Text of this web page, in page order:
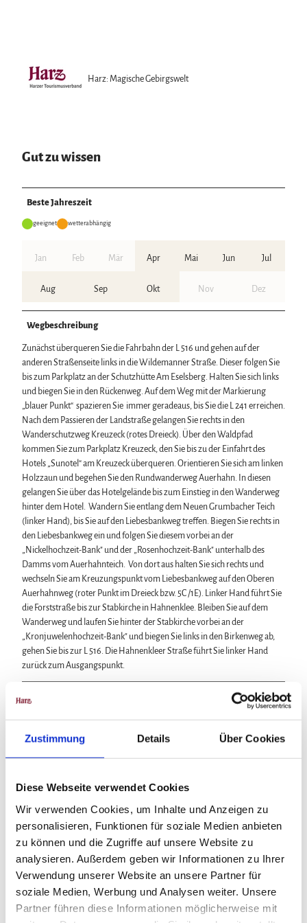
Zustimmung Details Über Cookies
Diese Webseite verwendet Cookies
Wir verwenden Cookies, um Inhalte und Anzeigen zu
personalisieren, Funktionen für soziale Medien anbieten
zu können und die Zugriffe auf unsere Website zu
analysieren. Außerdem geben wir Informationen zu Ihrer
Verwendung unserer Website an unsere Partner für
soziale Medien, Werbung und Analysen weiter. Unsere
Partner führen diese Informationen möglicherweise mit
Harz: Magische Gebirgswelt
Gut zu wissen
Beste Jahreszeit
geeignet wetterabhängig
Jan Feb Mär Apr Mai Jun Jul
Aug Sep Okt Nov Dez
Wegbeschreibung
Zunächst überqueren Sie die Fahrbahn der L 516 und gehen auf der
anderen Straßenseite links in die Wildemanner Straße. Dieser folgen Sie
bis zum Parkplatz an der Schutzhütte Am Eselsberg. Halten Sie sich links
und biegen Sie in den Rückenweg. Auf dem Weg mit der Markierung
„blauer Punkt“ spazieren Sie immer geradeaus, bis Sie die L 241 erreichen.
Nach dem Passieren der Landstraße gelangen Sie rechts in den
Wanderschutzweg Kreuzeck (rotes Dreieck). Über den Waldpfad
kommen Sie zum Parkplatz Kreuzeck, den Sie bis zu der Einfahrt des
Hotels „Sunotel“ am Kreuzeck überqueren. Orientieren Sie sich am linken
Holzzaun und begehen Sie den Rundwanderweg Auerhahn. In diesen
gelangen Sie über das Hotelgelände bis zum Einstieg in den Wanderweg
hinter dem Hotel. Wandern Sie entlang dem Neuen Grumbacher Teich
(linker Hand), bis Sie auf den Liebesbankweg treffen. Biegen Sie rechts in
den Liebesbankweg ein und folgen Sie diesem vorbei an der
„Nickelhochzeit-Bank" und der „Rosenhochzeit-Bank" unterhalb des
Damms vom Auerhahnteich. Von dort aus halten Sie sich rechts und
wechseln Sie am Kreuzungspunkt vom Liebesbankweg auf den Oberen
Auerhahnweg (roter Punkt im Dreieck bzw. 5C /1E). Linker Hand führt Sie
die Forststraße bis zur Stabkirche in Hahnenklee. Bleiben Sie auf dem
Wanderweg und laufen Sie hinter der Stabkirche vorbei an der
„Kronjuwelenhochzeit-Bank" und biegen Sie links in den Birkenweg ab,
gehen Sie bis zur L 516. Die Hahnenkleer Straße führt Sie linker Hand
zurück zum Ausgangspunkt.
Anreise & Parken
Anfahrt
B 241 aus Richtung Goslar/ Auerhahn/ Kreuzeck/ Clausthal-
Zellerfeld
Parken
Öffentliche Verkehrsmittel
RBB Bus: Linie 830 Goslar - Hahnenklee - Cl.-Zellerfeld
RBB Bus: Linie 832 Goslar - Langelsheim - Wolfshagen (Lautenthal -
Haltestelle: Bockswiese